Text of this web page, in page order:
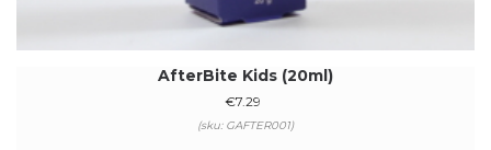
AfterBite Kids (20ml)
€7.29
(sku: GAFTER001)